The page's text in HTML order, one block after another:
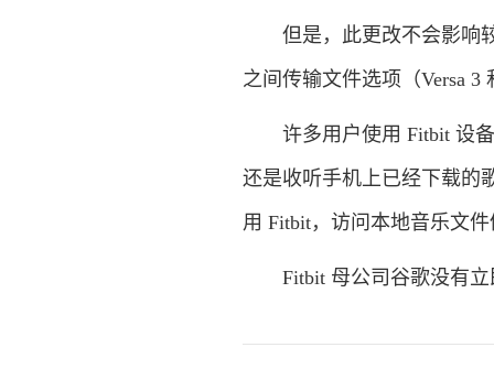
但是，此更改不会影响较
之间传输文件选项（Versa 3
许多用户使用 Fitbit 设备
还是收听手机上已经下载的
用 Fitbit，访问本地音乐文
Fitbit 母公司谷歌没有立